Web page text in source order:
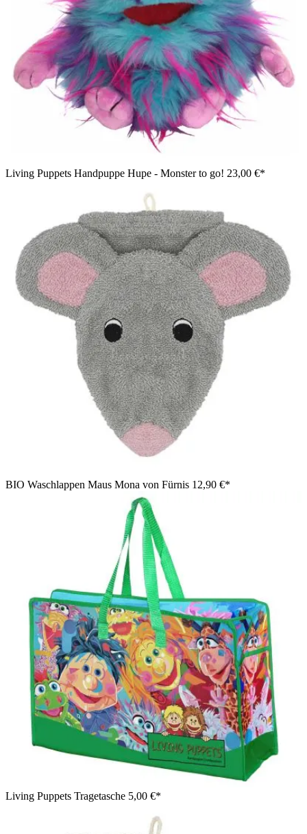
Living Puppets Handpuppe Hupe - Monster to go! 23,00 €*
BIO Waschlappen Maus Mona von Fürnis 12,90 €*
Living Puppets Tragetasche 5,00 €*